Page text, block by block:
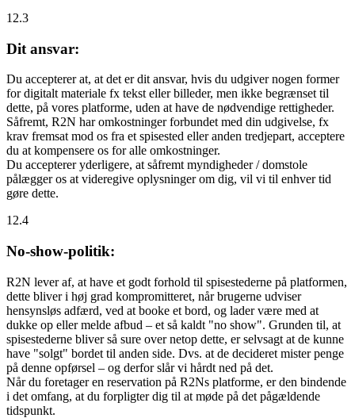
12.3
Dit ansvar:
Du accepterer at, at det er dit ansvar, hvis du udgiver nogen former
for digitalt materiale fx tekst eller billeder, men ikke begrænset til
dette, på vores platforme, uden at have de nødvendige rettigheder.
Såfremt, R2N har omkostninger forbundet med din udgivelse, fx
krav fremsat mod os fra et spisested eller anden tredjepart, acceptere
du at kompensere os for alle omkostninger.
Du accepterer yderligere, at såfremt myndigheder / domstole
pålægger os at videregive oplysninger om dig, vil vi til enhver tid
gøre dette.
12.4
No-show-politik:
R2N lever af, at have et godt forhold til spisestederne på platformen,
dette bliver i høj grad kompromitteret, når brugerne udviser
hensynsløs adfærd, ved at booke et bord, og lader være med at
dukke op eller melde afbud – et så kaldt "no show". Grunden til, at
spisestederne bliver så sure over netop dette, er selvsagt at de kunne
have "solgt" bordet til anden side. Dvs. at de decideret mister penge
på denne opførsel – og derfor slår vi hårdt ned på det.
Når du foretager en reservation på R2Ns platforme, er den bindende
i det omfang, at du forpligter dig til at møde på det pågældende
tidspunkt.